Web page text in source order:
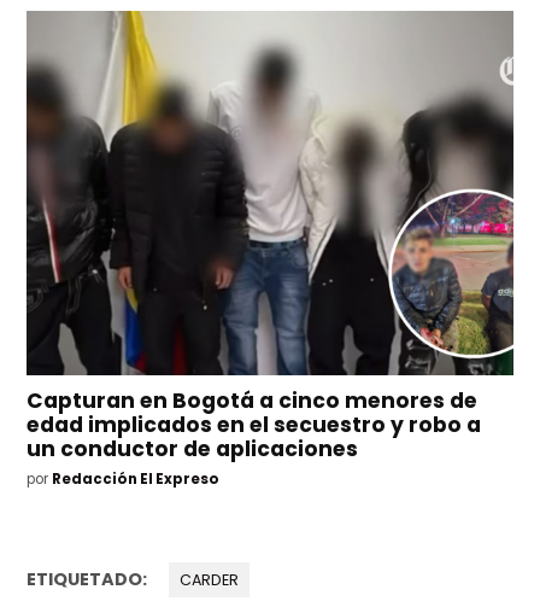
Capturan en Bogotá a cinco menores de
edad implicados en el secuestro y robo a
un conductor de aplicaciones
por Redacción El Expreso
ETIQUETADO: CARDER